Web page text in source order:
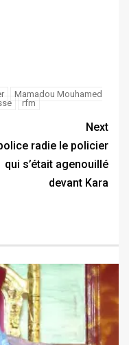
Mamadou Mouhamed
rfm
Next
radie le policier
qui s’était agenouillé
devant Kara